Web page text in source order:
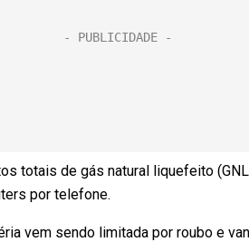
totais de gás natural liquefeito
por telefone.
vem sendo limitada por roubo e